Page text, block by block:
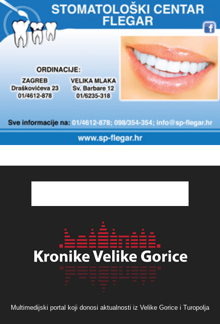
Multimedijski portal koji donosi aktualnosti iz Velike Gorice i Turopolja